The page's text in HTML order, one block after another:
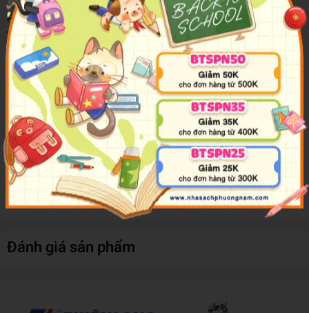
From Jay Asher, the bestselling author of THIRTEEN REASONS
WHY - now a Netflix TV show - and Carolyn Mackey, comes a story
of friendship, destiny, and finding love. What if you could see how
your life would unfold just be clicking a button? It's 1996 and
Facebook isn't even invented. Yet somehow, best friends Emma
and Josh have discovered their profiles, fifteen years in the future
... and they're not sure they like what they see. The more Emma
and Josh learn about their future lives, the more obsessed they
become on changing the destiny that awaits them. But what if
focusing on the future, means that you miss something that's right
in front of you?
Đánh giá sản phẩm